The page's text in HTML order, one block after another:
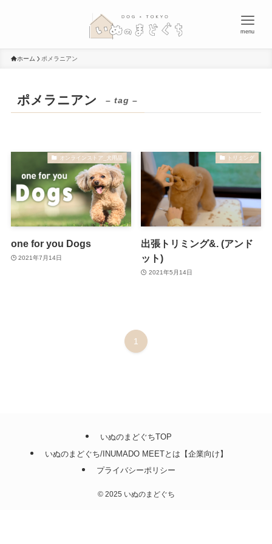
menu
ホーム ポメラニアン
ポメラニアン – tag –
オンラインストア_犬用品
one for you Dogs
2021年7月14日
トリミング
出張トリミング&. (アンド
ット)
2021年5月14日
1
いぬのまどぐちTOP
いぬのまどぐち/INUMADO MEETとは【企業向け】
プライバシーポリシー
©2025 いぬのまどぐち